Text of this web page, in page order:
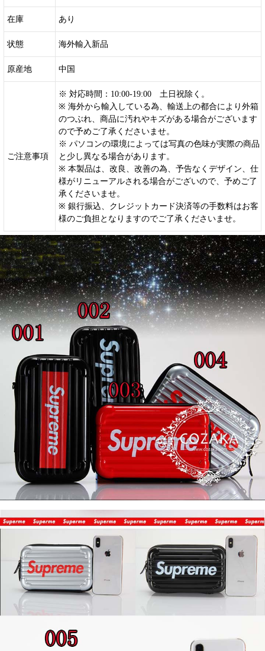
在庫 あり
状態 海外輸入新品
原産地 中国
ご注意事項
※ 対応時間：10:00-19:00 土日祝除く。
※ 海外から輸入している為、輸送上の都合により外箱
のつぶれ、商品に汚れやキズがある場合がございます
ので予めご了承くださいませ。
※ パソコンの環境によっては写真の色味が実際の商品
と少し異なる場合があります。
※ 本製品は、改良、改善の為、予告なくデザイン、仕
様がリニューアルされる場合がございので、予めご了
承くださいませ。
※ 銀行振込、クレジットカード決済等の手数料はお客
様のご負担となりますのでご了承くださいませ。